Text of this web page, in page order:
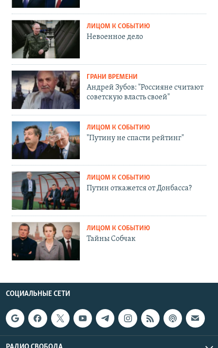
ЛИЦОМ К СОБЫТИЮ
Невоенное дело
ГРАНИ ВРЕМЕНИ
Андрей Зубов: "Россияне считают
советскую власть своей"
ЛИЦОМ К СОБЫТИЮ
"Путину не спасти рейтинг"
ЛИЦОМ К СОБЫТИЮ
Путин откажется от Донбасса?
ЛИЦОМ К СОБЫТИЮ
Тайны Собчак
СОЦИАЛЬНЫЕ СЕТИ